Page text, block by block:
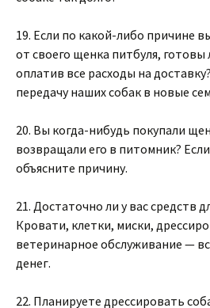
19. Если по какой-либо причине
от своего щенка питбуля, готовы
оплатив все расходы на
передачу наших собак в новые
20. Вы когда-нибудь покупали
возвращали его в питомник?
объясните причину.
21. Достаточно ли у вас средств
Кровати, клетки, миски,
ветеринарное обслуживание —
денег.
22. Планируете дрессировать